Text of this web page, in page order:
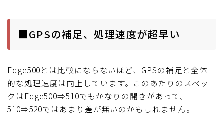
■GPSの補足、処理速度が超早い
Edge500とは比較にならないほど、GPSの補足と全体
的な処理速度は向上しています。このあたりのスペッ
クはEdge500⇒510でもかなりの開きがあって、
510⇒520ではあまり差が無いのかもしれません。